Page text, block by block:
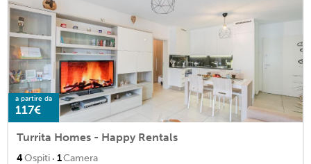
a partire da
117€
Turrita Homes - Happy Rentals
4Ospiti · 1Camera